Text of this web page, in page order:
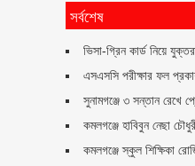
সর্বশেষ
ভিসা-গ্রিন কার্ড নিয়ে
এসএসসি পরীক্ষার ফল
সুনামগঞ্জে ৩ সন্তান রেখে
কমলগঞ্জে হাবিবুন নেছা
কমলগঞ্জে স্কুল শিক্ষিকা